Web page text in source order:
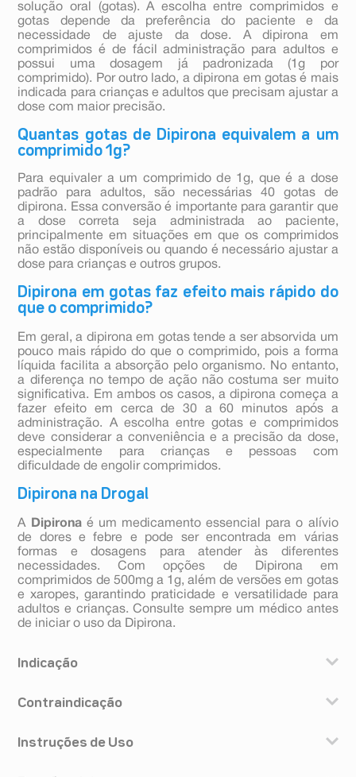
solução oral (gotas). A escolha entre comprimidos e
gotas depende da preferência do paciente e da
necessidade de ajuste da dose. A dipirona em
comprimidos é de fácil administração para adultos e
possui uma dosagem já padronizada (1g por
comprimido). Por outro lado, a dipirona em gotas é mais
indicada para crianças e adultos que precisam ajustar a
dose com maior precisão.
Quantas gotas de Dipirona equivalem a um
comprimido 1g?
Para equivaler a um comprimido de 1g, que é a dose
padrão para adultos, são necessárias 40 gotas de
dipirona. Essa conversão é importante para garantir que
a dose correta seja administrada ao paciente,
principalmente em situações em que os comprimidos
não estão disponíveis ou quando é necessário ajustar a
dose para crianças e outros grupos.
Dipirona em gotas faz efeito mais rápido do
que o comprimido?
Em geral, a dipirona em gotas tende a ser absorvida um
pouco mais rápido do que o comprimido, pois a forma
líquida facilita a absorção pelo organismo. No entanto,
a diferença no tempo de ação não costuma ser muito
significativa. Em ambos os casos, a dipirona começa a
fazer efeito em cerca de 30 a 60 minutos após a
administração. A escolha entre gotas e comprimidos
deve considerar a conveniência e a precisão da dose,
especialmente para crianças e pessoas com
dificuldade de engolir comprimidos.
Dipirona na Drogal
A Dipironaé um medicamento essencial para o alívio
de dores e febre e pode ser encontrada em várias
formas e dosagens para atender às diferentes
necessidades. Com opções de Dipirona em
comprimidos de 500mg a 1g, além de versões em gotas
e xaropes, garantindo praticidade e versatilidade para
adultos e crianças. Consulte sempre um médico antes
de iniciar o uso da Dipirona.
Indicação
dor) e antitérmico (para febre).
Contraindicação
tenha:
Instruções de Uso